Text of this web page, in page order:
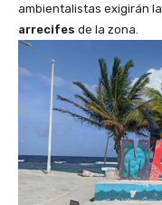
ambientalistas exigirán la
arrecifes de la zona.